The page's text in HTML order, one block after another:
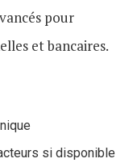
pour
et bancaires.
si disponible